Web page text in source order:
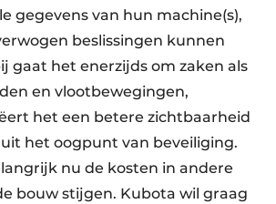
gegevens van hun machine(s),
beslissingen kunnen
gaat het enerzijds om zaken als
en vlootbewegingen,
het een betere zichtbaarheid
het oogpunt van beveiliging.
nu de kosten in andere
bouw stijgen. Kubota wil graag